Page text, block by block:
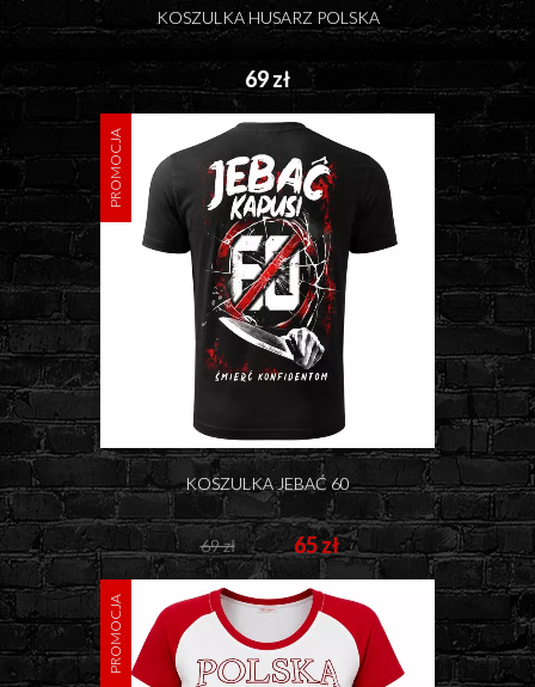
KOSZULKA HUSARZ POLSKA
69 zł
KOSZULKA JEBAĆ 60
69 zł 65 zł
PROMOCJA
PROMOCJA